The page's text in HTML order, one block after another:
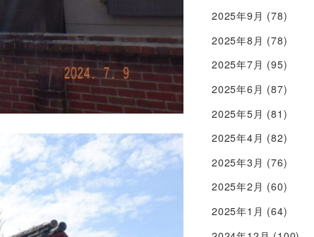
2025年9月 (78)
2025年8月 (78)
2025年7月 (95)
2025年6月 (87)
2025年5月 (81)
2025年4月 (82)
2025年3月 (76)
2025年2月 (60)
2025年1月 (64)